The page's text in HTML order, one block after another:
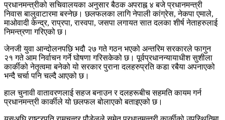
प्रधानमन्त्रीको सचिवालयका अनुसार बैठक अपराह्न ४ बजे प्रधानमन्त्री
निवास बालुवाटारमा बस्नेछ। छलफलका लागि नेपाली कांग्रेस, नेकपा एमाले,
माओवादी केन्द्र, राप्रपा, रास्वपा, जसपा लगायत सात दलका शीर्ष नेताहरुलाई
निमन्त्रणा गरिएको छ।
जेनजी युवा आन्दोलनपछि भदौ २७ गते गठन भएको अन्तरिम सरकारले फागुन
२१ गते आम निर्वाचन गर्ने घोषणा गरिसकेको छ। पूर्वप्रधानन्यायाधीश सुशीला
कार्कीको नेतृत्वमा बनेको यो सरकार पुराना दलहरुप्रति कडा रबैया अपनाएको
भन्दै चर्चा पनि चल्दै आएको छ।
हाल चुनावी वातावरणलाई सहज बनाउन र दलहरूबीच सहमति कायम गर्न
प्रधानमन्त्री कार्कीले यो छलफल बोलाएको बताइएको छ।